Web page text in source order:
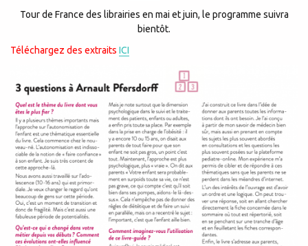
Tour de France des librairies en mai et juin, le programme suivra
bientôt.
Téléchargez des extraits ICI